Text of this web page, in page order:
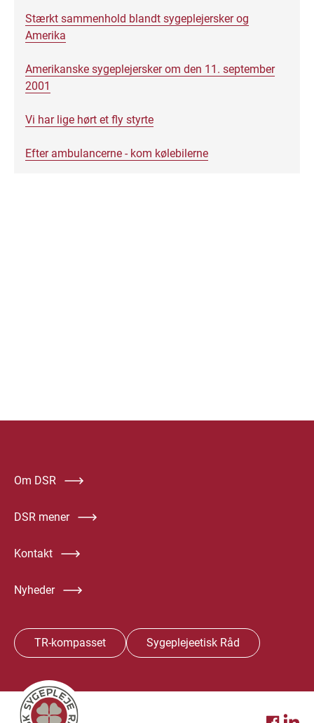
Stærkt sammenhold blandt sygeplejersker og
Amerika
Amerikanske sygeplejersker om den 11. september
2001
Vi har lige hørt et fly styrte
Efter ambulancerne - kom kølebilerne
Om DSR
DSR mener
Kontakt
Nyheder
TR-kompasset Sygeplejeetisk Råd